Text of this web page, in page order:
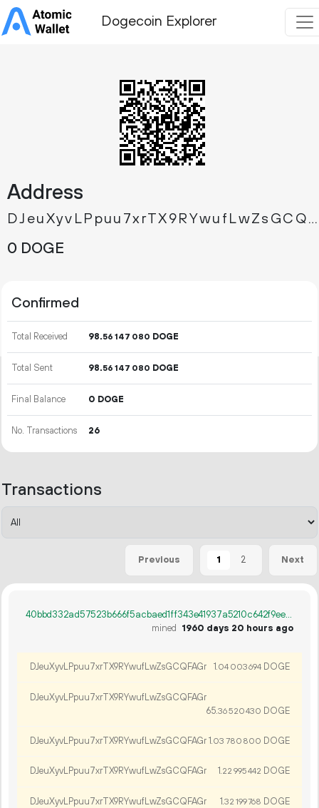
Dogecoin Explorer
Address
DJeuXyvLPpuu7xrTX9RYwufLwZsGCQFAGr
0 DOGE
Confirmed
Total Received 98.56 147 080 DOGE
Total Sent 98.56 147 080 DOGE
Final Balance 0 DOGE
No. Transactions 26
Transactions
Previous 1 2 Next
40bbd332ad57523b666f5acbaed1ff343e41937a5210c642f9ee957dfdb8b326
mined
1960 days 20 hours ago
DJeuXyvLPpuu7xrTX9RYwufLwZsGCQFAGr 1.04 003694 DOGE
DJeuXyvLPpuu7xrTX9RYwufLwZsGCQFAGr
65.36520430 DOGE
DJeuXyvLPpuu7xrTX9RYwufLwZsGCQFAGr1.03 780 800 DOGE
DJeuXyvLPpuu7xrTX9RYwufLwZsGCQFAGr 1.22 995442 DOGE
DJeuXyvLPpuu7xrTX9RYwufLwZsGCQFAGr 1.32 199768 DOGE